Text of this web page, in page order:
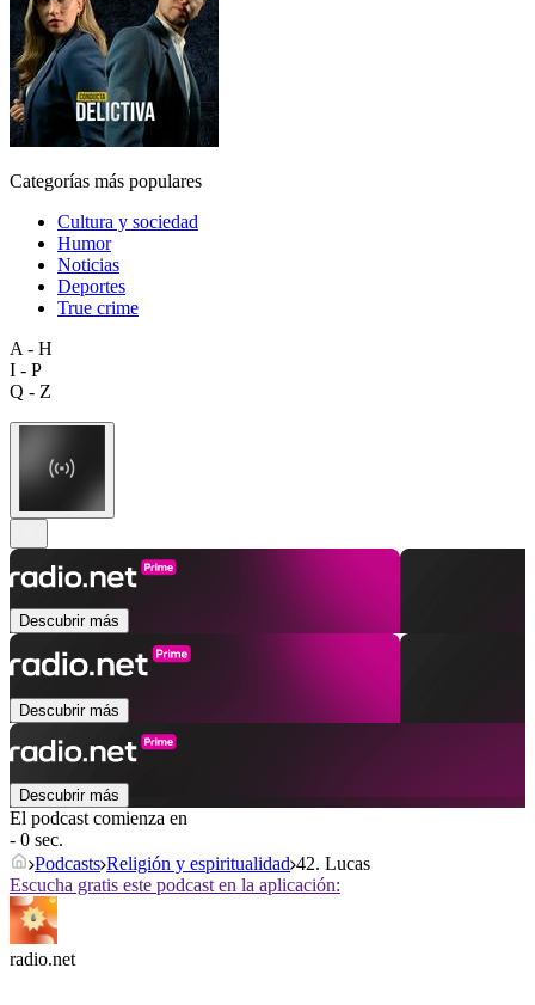
Categorías más populares
Cultura y sociedad
Humor
Noticias
Deportes
True crime
A - H
I - P
Q - Z
Descubrir más
Descubrir más
Descubrir más
El podcast comienza en
- 0 sec.
Podcasts Religión y espiritualidad 42. Lucas
Escucha gratis este podcast en la aplicación:
radio.net